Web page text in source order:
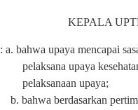
KEPALA
: a. bahwa upaya mencapai
pelaksana upaya
pelaksanaan upaya;
b. bahwa berdasarkan